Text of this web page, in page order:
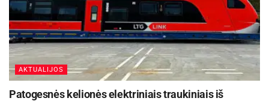
AKTUALIJOS
Patogesnės kelionės elektriniais traukiniais iš